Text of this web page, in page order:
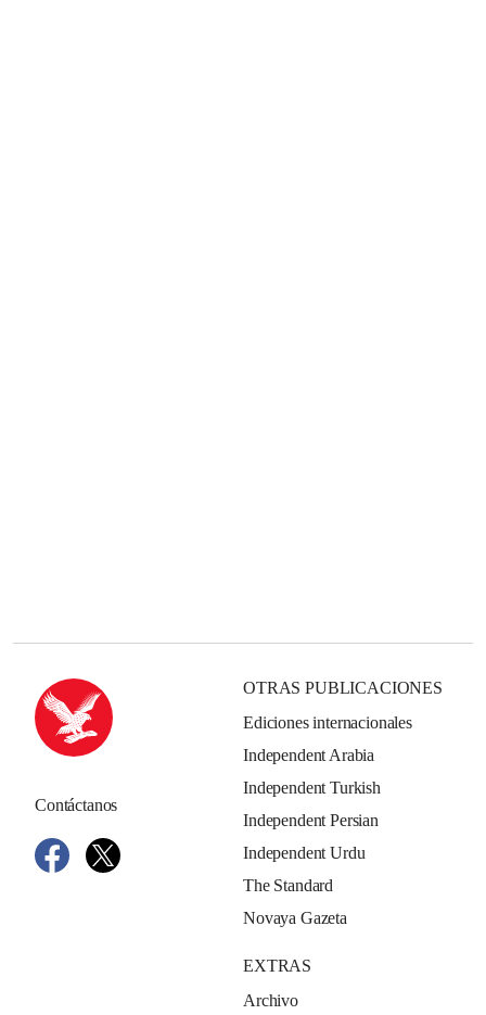
Contáctanos
OTRAS PUBLICACIONES
Ediciones internacionales
Independent Arabia
Independent Turkish
Independent Persian
Independent Urdu
The Standard
Novaya Gazeta
EXTRAS
Archivo